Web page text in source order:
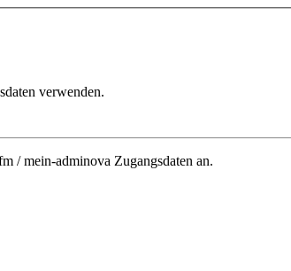
verwenden.
/ mein-adminova Zugangsdaten an.